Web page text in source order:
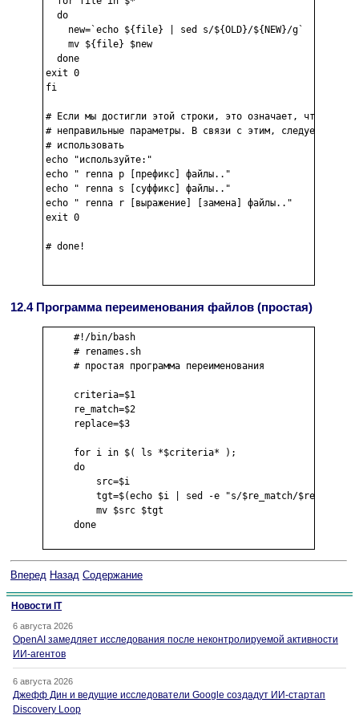
  do
    new=`echo ${file} | sed s/${OLD}/${NEW}/g`
    mv ${file} $new
  done
exit 0
fi
# Если мы достигли этой строки, это означает, что
# неправильные параметры. В связи с этим, следует
# использовать
echo "используйте:"
echo " renna p [префикс] файлы.."
echo " renna s [суффикс] файлы.."
echo " renna r [выражение] [замена] файлы.."
exit 0
# done!
12.4 Программа переименования файлов (простая)
     #!/bin/bash
     # renames.sh
     # простая программа переименования
     criteria=$1
     re_match=$2
     replace=$3
     for i in $( ls *$criteria* );
     do
         src=$i
         tgt=$(echo $i | sed -e "s/$re_match/$replace/")
         mv $src $tgt
     done
Вперед Назад Содержание
Новости IT
6 августа 2026
OpenAI замедляет исследования после неконтролируемой активности
ИИ-агентов
6 августа 2026
Джефф Дин и ведущие исследователи Google создадут ИИ-стартап
Discovery Loop